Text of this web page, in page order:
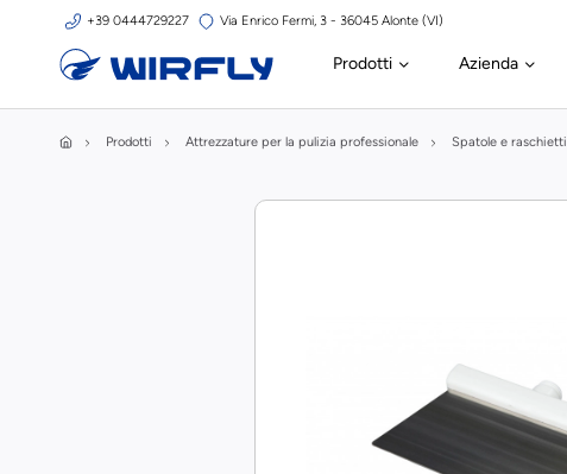
+39 0444729227 Via Enrico Fermi, 3 - 36045 Alonte (VI)
Prodotti Azienda
Prodotti Attrezzature per la pulizia professionale Spatole e raschietti